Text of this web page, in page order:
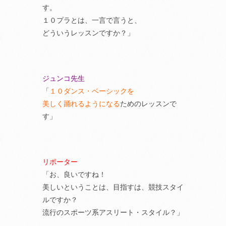
す。
１０プラとは、一言で言うと、
どういうレッスンですか？」
ジュンコ先生
「 １０ダンス・ベーシックを
美しく踊れるようになるためのレッスンで
す」
リポーター
「お、良いですね！
美しいということは、目指すは、競技スタイ
ルですか？
流行のスポーツ系アスリート・スタイル？」